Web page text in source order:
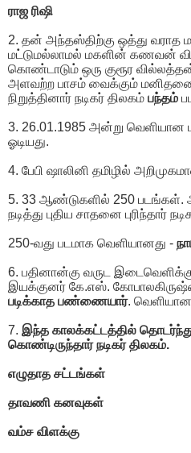
ராஜ ரிஷி
2. தன் அந்தஸ்திற்கு ஒத்து வராத
மட்டுமல்லாமல் மகளின் கணவன்
கொண்டாடும் ஒரு குரூர
அளவற்ற பாசம் வைக்கும்
நிறுத்தினார் நடிகர் திலகம் பந்தம்
3. 26.01.1985 அன்று வெளியான
ஓடியது.
4. பேபி ஷாலினி தமிழில்
5. 33 ஆண்டுகளில் 250 படங்கள்.
நடித்து புதிய சாதனை புரிந்தார்
250-வது படமாக வெளியானது -
6. பதினான்கு வருட இடைவெளிக்கு
இயக்குனர் கே.எஸ்.
படிக்காத பண்ணையார். வெளியான
7. இந்த காலக்கட்டத்தில்
கொண்டிருந்தார் நடிகர் திலகம்.
எழுதாத சட்டங்கள்
தாவணி கனவுகள்
வம்ச விளக்கு